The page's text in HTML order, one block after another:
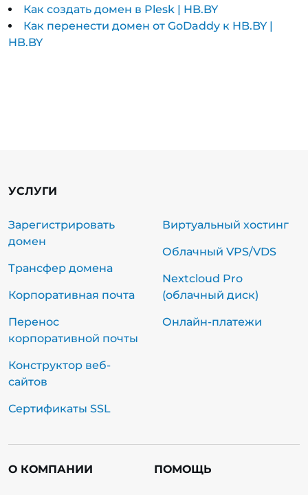
Как создать домен в Plesk | HB.BY
Как перенести домен от GoDaddy к HB.BY |
HB.BY
УСЛУГИ
Зарегистрировать
домен
Трансфер домена
Корпоративная почта
Перенос
корпоративной почты
Конструктор веб-
сайтов
Сертификаты SSL
Виртуальный хостинг
Облачный VPS/VDS
Nextcloud Pro
(облачный диск)
Онлайн-платежи
О КОМПАНИИ ПОМОЩЬ